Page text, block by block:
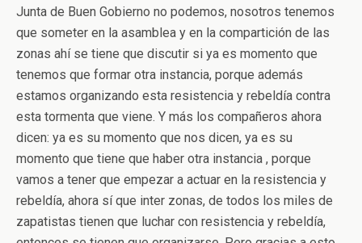
Junta de Buen Gobierno no podemos, nosotros tenemos
que someter en la asamblea y en la compartición de las
zonas ahí se tiene que discutir si ya es momento que
tenemos que formar otra instancia, porque además
estamos organizando esta resistencia y rebeldía contra
esta tormenta que viene. Y más los compañeros ahora
dicen: ya es su momento que nos dicen, ya es su
momento que tiene que haber otra instancia , porque
vamos a tener que empezar a actuar en la resistencia y
rebeldía, ahora sí que inter zonas, de todos los miles de
zapatistas tienen que luchar con resistencia y rebeldía,